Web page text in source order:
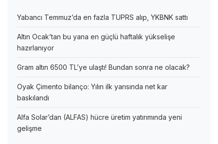
Yabancı Temmuz’da en fazla TUPRS alıp, YKBNK sattı
Altın Ocak’tan bu yana en güçlü haftalık yükselişe
hazırlanıyor
Gram altın 6500 TL’ye ulaştı! Bundan sonra ne olacak?
Oyak Çimento bilanço: Yılın ilk yarısında net kar
baskılandı
Alfa Solar’dan (ALFAS) hücre üretim yatırımında yeni
gelişme